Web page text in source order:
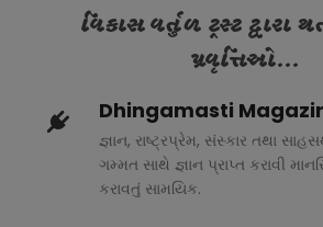
વિકાસ વર્તુળ ટ્રસ્ટ દ્વારા
પ્રવૃત્તિઓ...
Dhingamasti
જ્ઞાન, રાષ્ટ્રપ્રેમ, સંસ્કાર તથા
ગમ્મત સાથે જ્ઞાન પ્રાપ્ત કરાવી
કરાવતું સામયિક.